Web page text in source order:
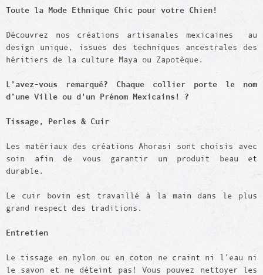
Toute la Mode Ethnique Chic pour votre Chien!
Découvrez nos créations artisanales mexicaines au
design unique, issues des techniques ancestrales des
héritiers de la culture Maya ou Zapotèque.
L’avez-vous remarqué? Chaque collier porte le nom
d’une Ville ou d'un Prénom Mexicains! ?
Tissage, Perles & Cuir
Les matériaux des créations Ahorasi sont choisis avec
soin afin de vous garantir un produit beau et
durable.
Le cuir bovin est travaillé à la main dans le plus
grand respect des traditions.
Entretien
Le tissage en nylon ou en coton ne craint ni l’eau ni
le savon et ne déteint pas! Vous pouvez nettoyer les